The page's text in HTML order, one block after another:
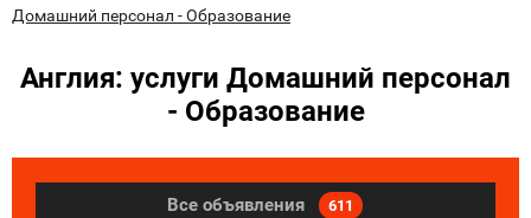
Домашний персонал - Образование
Англия: услуги Домашний персонал
- Образование
Все объявления 611